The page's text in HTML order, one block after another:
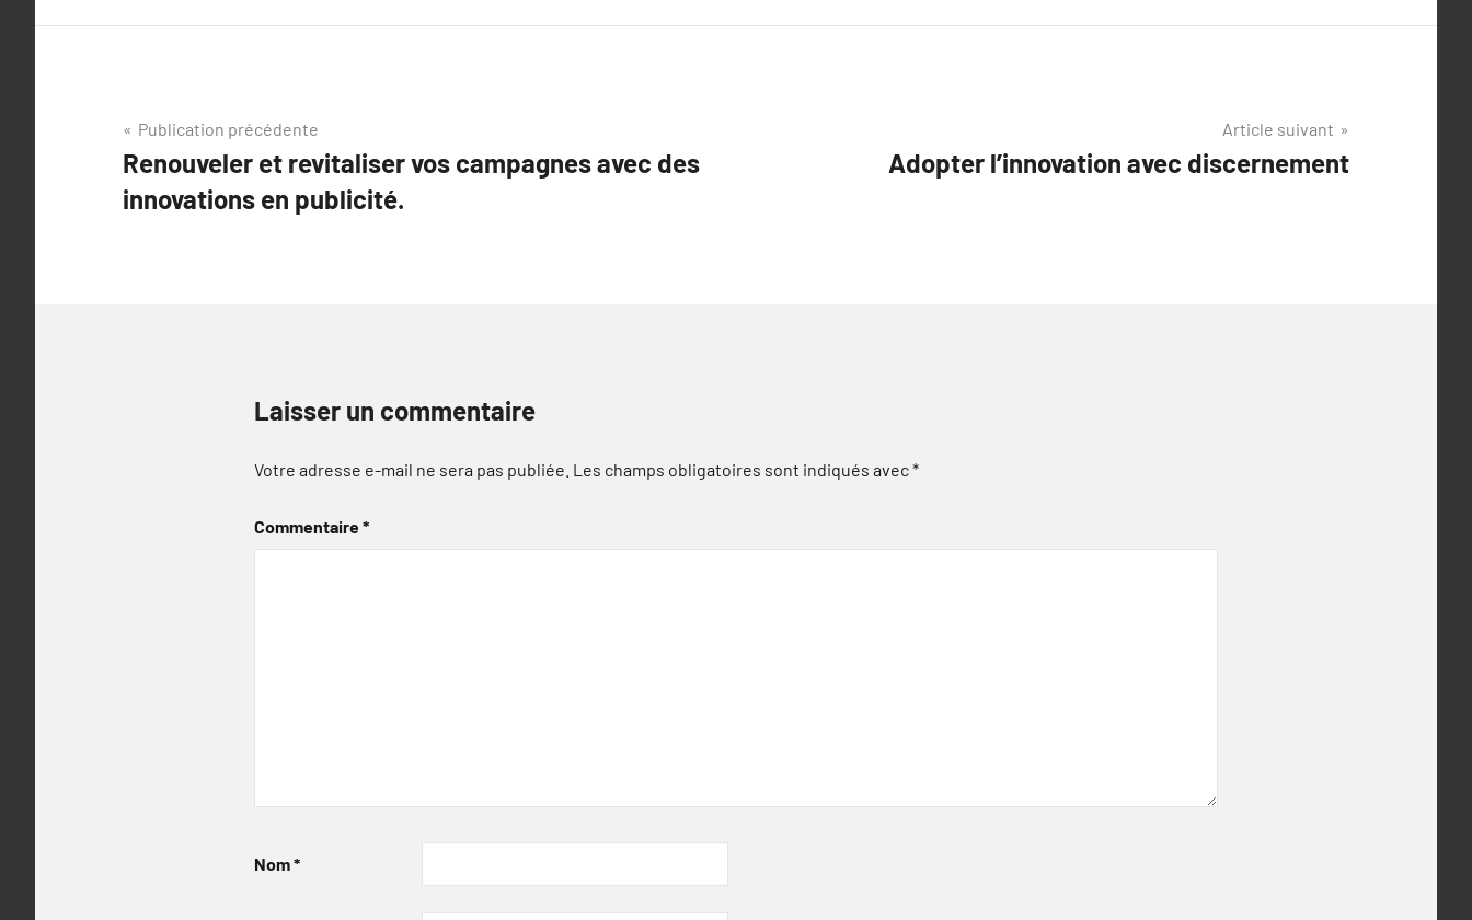
Navigation
de
l’article
Publication précédente
Renouveler et revitaliser vos campagnes avec des
innovations en publicité.
Article suivant
Adopter l’innovation avec discernement
Laisser un commentaire
Votre adresse e-mail ne sera pas publiée. Les champs obligatoires sont indiqués avec*
Commentaire*
Nom*